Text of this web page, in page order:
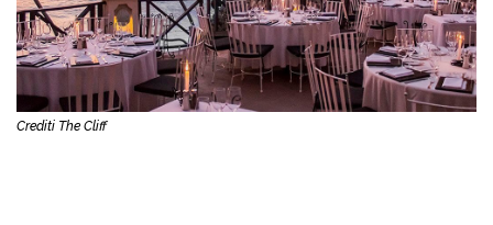
Crediti The Cliff